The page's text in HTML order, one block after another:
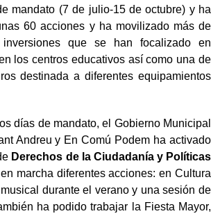
mandato (7 de julio-15 de octubre) y ha
60 acciones y ha movilizado más de
que se han focalizado en
los centros educativos así como una de
destinada a diferentes equipamientos
días de mandato, el Gobierno Municipal
Andreu y En Comú Podem ha activado
Derechos de la Ciudadanía y Políticas
marcha diferentes acciones: en Cultura
durante el verano y una sesión de
ha podido trabajar la Fiesta Mayor,